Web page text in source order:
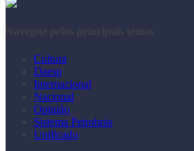
Navegue pelos principais temas
Cultura
Daesp
Internacional
Nacional
Opinião
Sistema Petrobrás
Unificado